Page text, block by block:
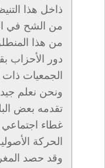
ذاخل هذا
من الشح في
من هذا
دور الأحزاب
الجمعيات
ونحن نعلم
تقدمه بعض
غطاء اجتماعي
الحركة
وقد حصد